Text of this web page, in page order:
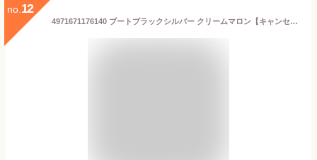
no. 12
4971671176140 ブートブラックシルバー クリームマロン【キャンセル不可】 コロンブス BBシルバーライン ブートブラックシルバーライン シュークリーム 55g ビン入りクリーム